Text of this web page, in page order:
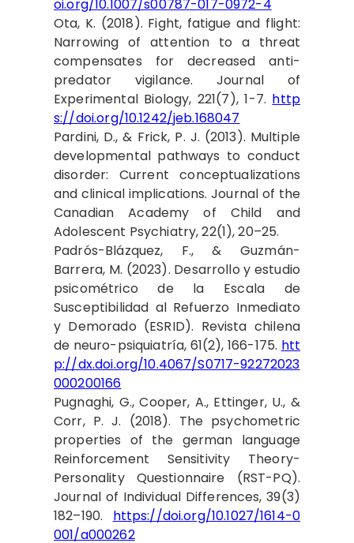
oi.org/10.1007/s00787-017-0972-4
Ota, K. (2018). Fight, fatigue and flight:
Narrowing of attention to a threat
compensates for decreased anti-
predator vigilance. Journal of
Experimental Biology, 221(7), 1-7. http
s://doi.org/10.1242/jeb.168047
Pardini, D., & Frick, P. J. (2013). Multiple
developmental pathways to conduct
disorder: Current conceptualizations
and clinical implications. Journal of the
Canadian Academy of Child and
Adolescent Psychiatry, 22(1), 20–25.
Padrós-Blázquez, F., & Guzmán-
Barrera, M. (2023). Desarrollo y estudio
psicométrico de la Escala de
Susceptibilidad al Refuerzo Inmediato
y Demorado (ESRID). Revista chilena
de neuro-psiquiatría, 61(2), 166-175. htt
p://dx.doi.org/10.4067/S0717-92272023
000200166
Pugnaghi, G., Cooper, A., Ettinger, U., &
Corr, P. J. (2018). The psychometric
properties of the german language
Reinforcement Sensitivity Theory-
Personality Questionnaire (RST-PQ).
Journal of Individual Differences, 39(3)
182–190. https://doi.org/10.1027/1614-0
001/a000262